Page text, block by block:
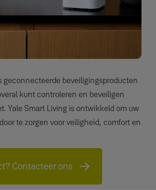
geconnecteerde beveiligingsproducten
kunt controleren en beveiligen
Yale Smart Living is ontwikkeld om uw
te zorgen voor veiligheid, comfort en
Contacteer ons